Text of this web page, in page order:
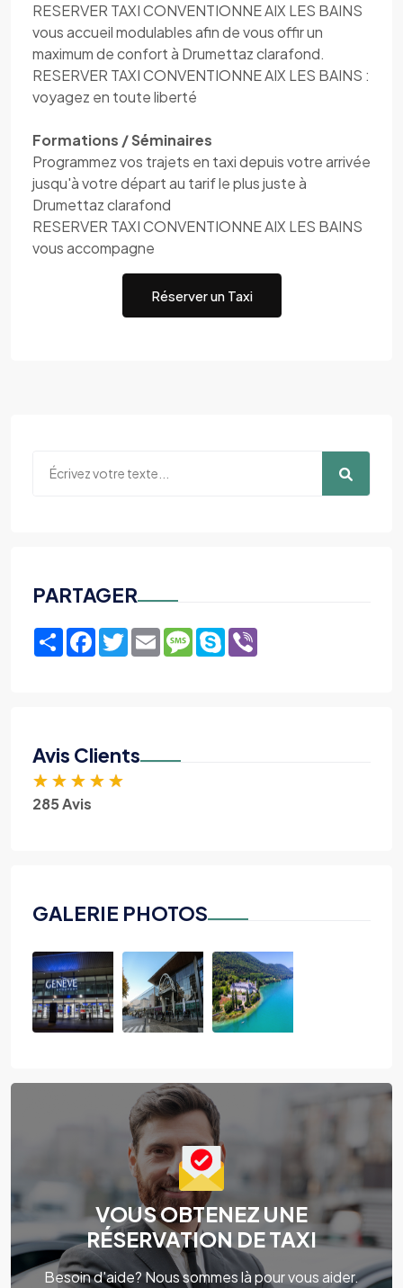
RESERVER TAXI CONVENTIONNE AIX LES BAINS
vous accueil modulables afin de vous offir un
maximum de confort à Drumettaz clarafond.
RESERVER TAXI CONVENTIONNE AIX LES BAINS :
voyagez en toute liberté
Formations / Séminaires
Programmez vos trajets en taxi depuis votre arrivée
jusqu'à votre départ au tarif le plus juste à
Drumettaz clarafond
RESERVER TAXI CONVENTIONNE AIX LES BAINS
vous accompagne
Réserver un Taxi
PARTAGER
ShareFacebook
TwitterEmailMessage
Skype
Avis Clients
★ ★ ★ ★ ★
285 Avis
GALERIE PHOTOS
VOUS OBTENEZ UNE
RÉSERVATION DE TAXI
Besoin d'aide? Nous sommes là pour vous aider.